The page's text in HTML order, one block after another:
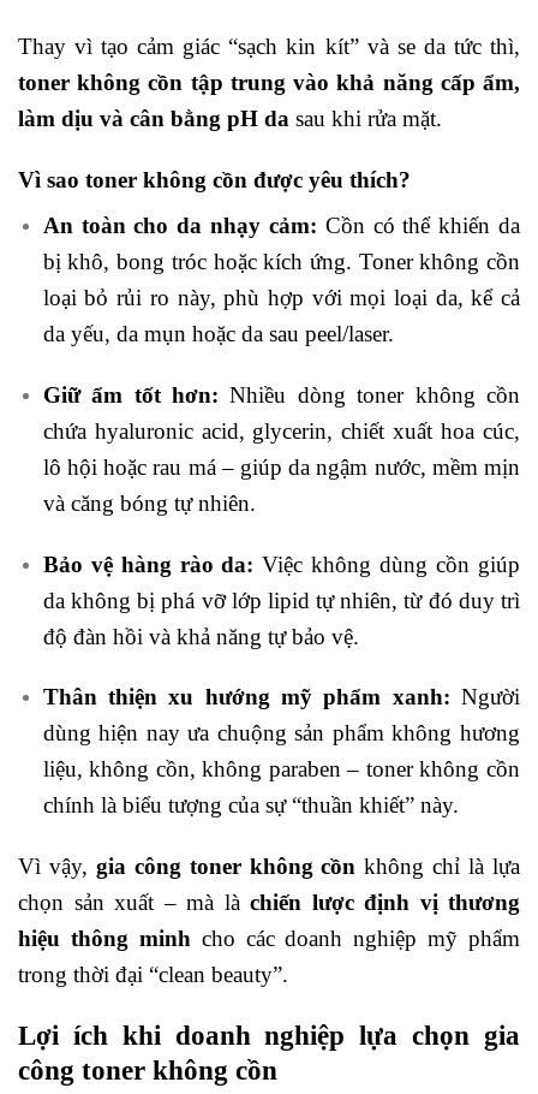
Thay vì tạo cảm giác “sạch kin kít” và se da tức thì,
toner không cồn tập trung vào khả năng cấp ẩm,
làm dịu và cân bằng pH da sau khi rửa mặt.
Vì sao toner không cồn được yêu thích?
An toàn cho da nhạy cảm: Cồn có thể khiến da
bị khô, bong tróc hoặc kích ứng. Toner không cồn
loại bỏ rủi ro này, phù hợp với mọi loại da, kể cả
da yếu, da mụn hoặc da sau peel/laser.
Giữ ẩm tốt hơn: Nhiều dòng toner không cồn
chứa hyaluronic acid, glycerin, chiết xuất hoa cúc,
lô hội hoặc rau má – giúp da ngậm nước, mềm mịn
và căng bóng tự nhiên.
Bảo vệ hàng rào da: Việc không dùng cồn giúp
da không bị phá vỡ lớp lipid tự nhiên, từ đó duy trì
độ đàn hồi và khả năng tự bảo vệ.
Thân thiện xu hướng mỹ phẩm xanh: Người
dùng hiện nay ưa chuộng sản phẩm không hương
liệu, không cồn, không paraben – toner không cồn
chính là biểu tượng của sự “thuần khiết” này.
Vì vậy, gia công toner không cồn không chỉ là lựa
chọn sản xuất – mà là chiến lược định vị thương
hiệu thông minhcho các doanh nghiệp mỹ phẩm
trong thời đại “clean beauty”.
Lợi ích khi doanh nghiệp lựa chọn gia
công toner không cồn